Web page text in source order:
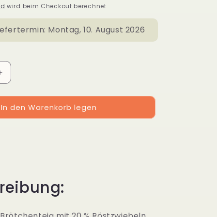
wird beim Checkout berechnet
Montag, 10. August 2026
Erhöhe
für
In den Warenkorb legen